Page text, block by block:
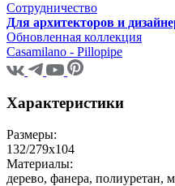
Сотрудничество
Для архитекторов и
Обновленная коллекция
Casamilano - Pillopipe
Характеристики
Размеры:
132/279x104
Материалы:
дерево, фанера, полиуретан,